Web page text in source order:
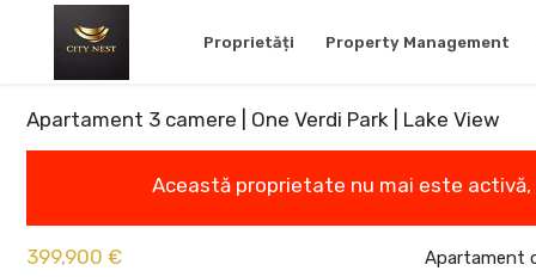
Proprietăți Property Management
Apartament 3 camere | One Verdi Park | Lake View
Această proprietate nu mai este activă,
399,900 € Apartament